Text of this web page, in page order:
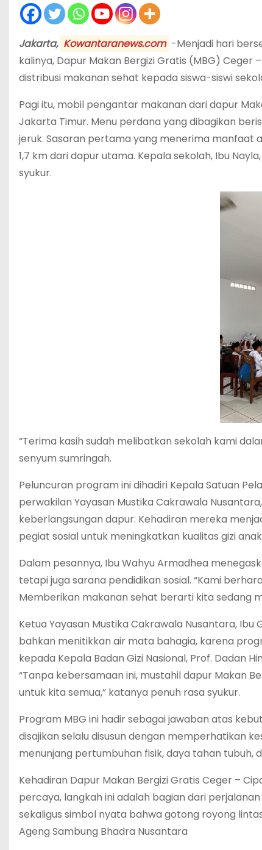
Jakarta, Kowantaranews.com -Menjadi hari
kalinya, Dapur Makan Bergizi Gratis (MBG) Ceger
distribusi makanan sehat kepada siswa-siswi
Pagi itu, mobil pengantar makanan dari dapur
Jakarta Timur. Menu perdana yang dibagikan
jeruk. Sasaran pertama yang menerima manfaat
1,7 km dari dapur utama. Kepala sekolah, Ibu
syukur.
“Terima kasih sudah melibatkan sekolah kami
senyum sumringah.
Peluncuran program ini dihadiri Kepala Satuan
perwakilan Yayasan Mustika Cakrawala
keberlangsungan dapur. Kehadiran mereka
pegiat sosial untuk meningkatkan kualitas gizi
Dalam pesannya, Ibu Wahyu Armadhea
tetapi juga sarana pendidikan sosial. “Kami
Memberikan makanan sehat berarti kita sedang
Ketua Yayasan Mustika Cakrawala Nusantara, Ibu
bahkan menitikkan air mata bahagia, karena
kepada Kepala Badan Gizi Nasional, Prof. Dadan
“Tanpa kebersamaan ini, mustahil dapur Makan
untuk kita semua,” katanya penuh rasa syukur.
Program MBG ini hadir sebagai jawaban atas
disajikan selalu disusun dengan memperhatikan
menunjang pertumbuhan fisik, daya tahan tubuh,
Kehadiran Dapur Makan Bergizi Gratis Ceger –
percaya, langkah ini adalah bagian dari
sekaligus simbol nyata bahwa gotong royong
Ageng Sambung Bhadra Nusantara